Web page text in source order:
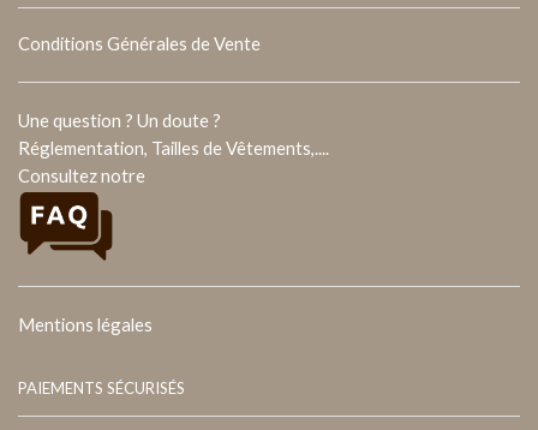
Conditions Générales de Vente
Une question ? Un doute ?
Réglementation, Tailles de Vêtements,....
Consultez notre
Mentions légales
PAIEMENTS SÉCURISÉS